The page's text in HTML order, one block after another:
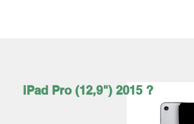
iPad Pro (12,9") 2015 ?